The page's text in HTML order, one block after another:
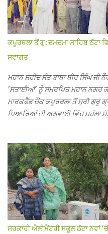
ਕਪੂਰਥਲਾ ਤੋਂ ਗੁ: ਦਮਦਮਾ ਸਾਹਿਬ ਠੱਟਾ
ਸਵਾਗਤ
ਮਹਾਨ ਸ਼ਹੀਦ ਸੰਤ ਬਾਬਾ ਬੀਰ ਸਿੰਘ ਜੀ
'ਸਤਾਈਆਂ' ਨੂੰ ਸਮਰਪਿਤ ਮਹਾਨ ਨਗਰ
ਮਾਰਕਫੈੱਡ ਚੌਂਕ ਕਪੂਰਥਲਾ ਤੋਂ ਸ੍ਰੀ ਗੁਰੂ
ਪਿਆਰਿਆਂ ਦੀ ਅਗਵਾਈ ਵਿੱਚ ਮਹੱਲਾ
ਸ੍ਰੀ ਦਮਦਮਾ ਸਾਹਿਬ ਠੱਟਾ ਵਿਖੇ
ਦਮਦਮਾ ਸਾਹਿਬ ਠੱਟਾ ਵਿਖੇ ਪਹੁੰਚਣ ’ਤੇ
ਇਲਾਕੇ ਦੀਆਂ ਸੰਗਤਾਂ ਵੱਲੋਂ ਜੈਕਾਰਿਆਂ ਦੀ
ਗੁਰਦੁਆਰਾ ਸ੍ਰੀ ਦਮਦਮਾ ਸਾਹਿਬ ਠੱਟਾ
ਹੋਈ। ਇਸ ਮੌਕੇ ਪੰਜ ਪਿਆਰੇ ਸਾਹਿਬਾਨ
ਦਮਦਮਾ ਸਾਹਿਬ ਠੱਟਾ ਦੇ ਮੁੱਖ ਸੇਵਾਦਾਰ
ਵਿਸ਼ੇਸ਼ ਤੌਰ ’ਤੇ ਸਨਮਾਨ ਕੀਤਾ ਗਿਆ।
ਸਰਕਾਰੀ ਐਲੀਮੈਂਟਰੀ ਸਕੂਲ ਠੱਟਾ ਨਵਾਂ